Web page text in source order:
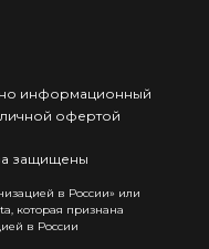
информационный
офертой
защищены
в России» или
которая признана
в России